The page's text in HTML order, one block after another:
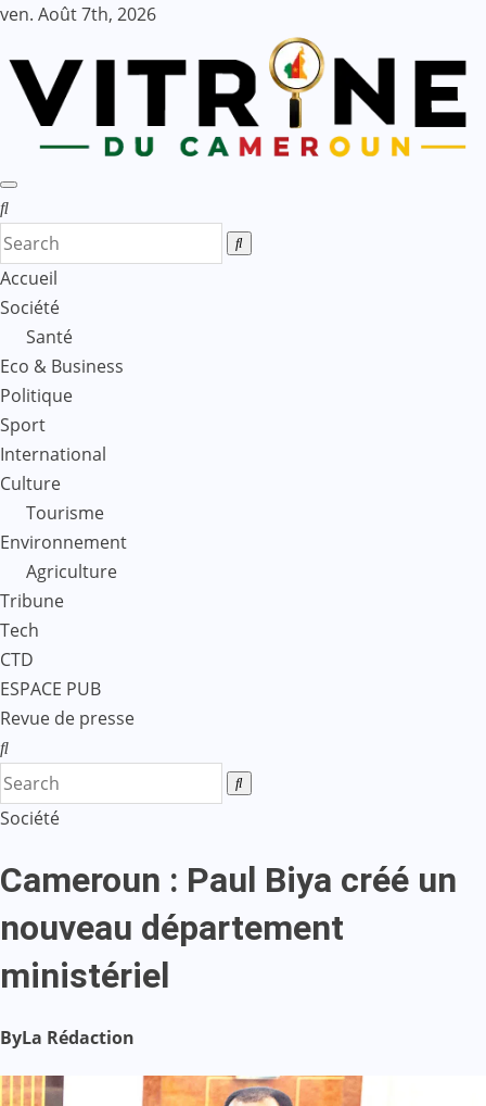
Skip
content
ven. Août 7th, 2026
Accueil
Société
Santé
Eco & Business
Politique
Sport
International
Culture
Tourisme
Environnement
Agriculture
Tribune
Tech
CTD
ESPACE PUB
Revue de presse
Société
Cameroun : Paul Biya créé un
nouveau département
ministériel
ByLa Rédaction